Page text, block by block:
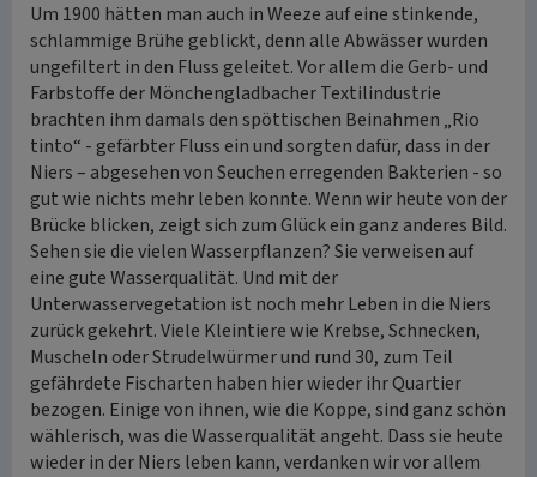
Um 1900 hätten man auch in Weeze auf eine stinkende,
schlammige Brühe geblickt, denn alle Abwässer wurden
ungefiltert in den Fluss geleitet. Vor allem die Gerb- und
Farbstoffe der Mönchengladbacher Textilindustrie
brachten ihm damals den spöttischen Beinahmen „Rio
tinto“ - gefärbter Fluss ein und sorgten dafür, dass in der
Niers – abgesehen von Seuchen erregenden Bakterien - so
gut wie nichts mehr leben konnte. Wenn wir heute von der
Brücke blicken, zeigt sich zum Glück ein ganz anderes Bild.
Sehen sie die vielen Wasserpflanzen? Sie verweisen auf
eine gute Wasserqualität. Und mit der
Unterwasservegetation ist noch mehr Leben in die Niers
zurück gekehrt. Viele Kleintiere wie Krebse, Schnecken,
Muscheln oder Strudelwürmer und rund 30, zum Teil
gefährdete Fischarten haben hier wieder ihr Quartier
bezogen. Einige von ihnen, wie die Koppe, sind ganz schön
wählerisch, was die Wasserqualität angeht. Dass sie heute
wieder in der Niers leben kann, verdanken wir vor allem